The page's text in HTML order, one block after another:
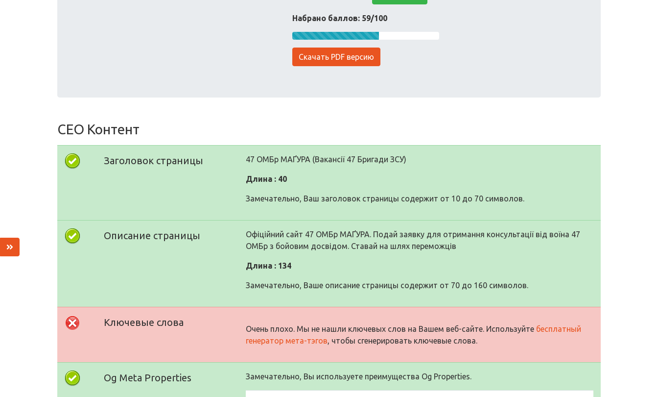
Набрано баллов: 59/100
Скачать PDF версию
СЕО Контент
Заголовок страницы 47 ОМБр МАҐУРА (Вакансії 47 Бригади ЗСУ)
Длина : 40
Замечательно, Ваш заголовок страницы содержит от 10 до 70 символов.
Описание страницы
Офіційний сайт 47 ОМБр МАҐУРА. Подай заявку для отримання консультації від воїна 47
ОМБр з бойовим досвідом. Ставай на шлях переможців
Длина : 134
Замечательно, Ваше описание страницы содержит от 70 до 160 символов.
Ключевые слова
Очень плохо. Мы не нашли ключевых слов на Вашем веб-сайте. Используйте бесплатный
генератор мета-тэгов, чтобы сгенерировать ключевые слова.
Og Meta Properties Замечательно, Вы используете преимущества Og Properties.